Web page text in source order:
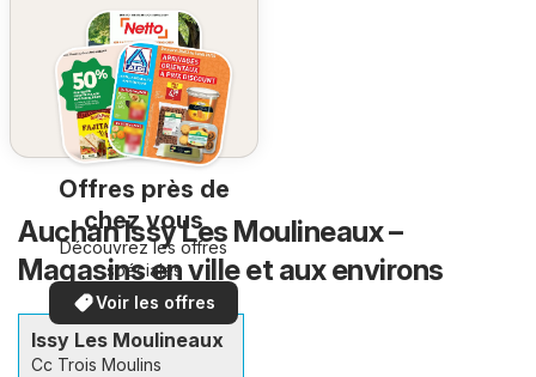
Offres près de
chez vous
Découvrez les offres
spéciales
Voir les offres
Auchan Issy Les Moulineaux –
Magasins en ville et aux environs
Issy Les Moulineaux
Cc Trois Moulins